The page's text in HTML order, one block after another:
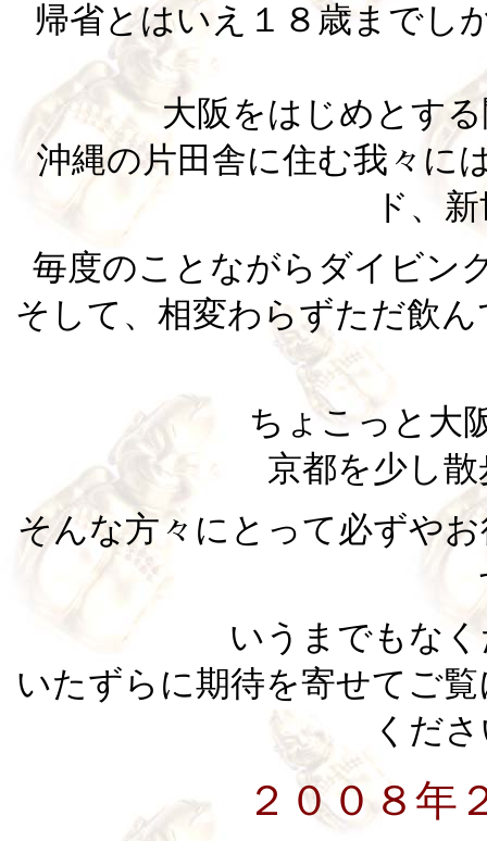
帰省とはいえ１８歳までし
大阪をはじめとす
沖縄の片田舎に住む我々に
ド、
毎度のことながらダイビン
そして、相変わらずただ飲
ちょこっと
京都を少し
そんな方々にとって必ず
いうまでもな
いたずらに期待を寄せてご
くだ
２００８年